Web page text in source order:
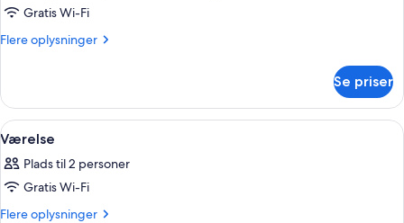
Gratis Wi-Fi
Flere oplysninger
Flere
suite
Se priser
Indlæs
alle
billeder
af
Værelse
1 soveværelse, premium-sengetøj,
9
Værelse
Plads til 2 personer
Gratis Wi-Fi
Flere oplysninger
Flere